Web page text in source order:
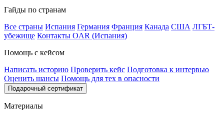
Гайды по странам
Все страны Испания Германия Франция Канада США ЛГБТ-
убежище Контакты OAR (Испания)
Помощь с кейсом
Написать историю Проверить кейс Подготовка к интервью
Оценить шансы Помощь для тех в опасности
Подарочный сертификат
Материалы